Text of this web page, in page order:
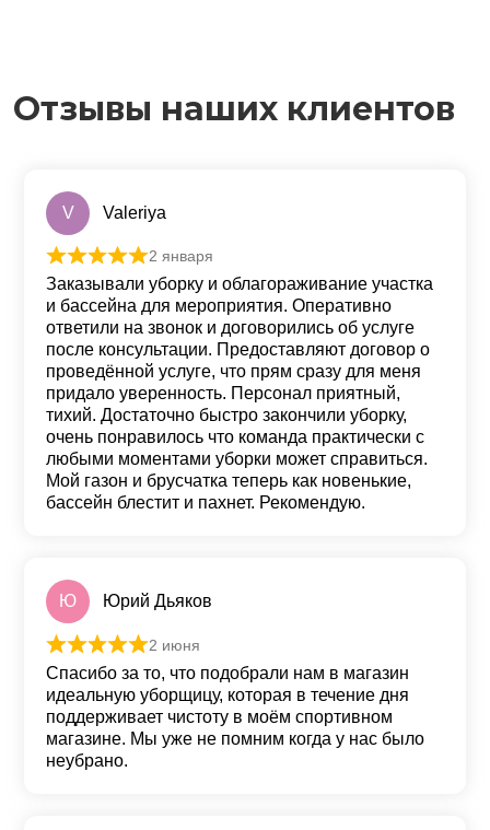
Отзывы наших клиентов
V Valeriya
Оценка из 5
2 января
Заказывали уборку и облагораживание участка
и бассейна для мероприятия. Оперативно
ответили на звонок и договорились об услуге
после консультации. Предоставляют договор о
проведённой услуге, что прям сразу для меня
придало уверенность. Персонал приятный,
тихий. Достаточно быстро закончили уборку,
очень понравилось что команда практически с
любыми моментами уборки может справиться.
Мой газон и брусчатка теперь как новенькие,
бассейн блестит и пахнет. Рекомендую.
Ю Юрий Дьяков
Оценка
2 июня
Спасибо за то, что подобрали нам в магазин
идеальную уборщицу, которая в течение дня
поддерживает чистоту в моём спортивном
магазине. Мы уже не помним когда у нас было
неубрано.